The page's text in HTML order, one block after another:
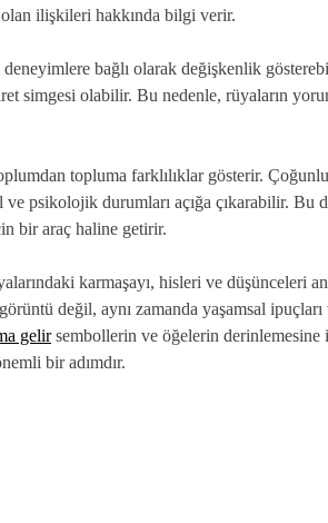
ilişkileri hakkında bilgi verir.
bağlı olarak değişkenlik
simgesi olabilir. Bu nedenle, rüyaların
topluma farklılıklar gösterir.
psikolojik durumları açığa çıkarabilir. Bu
bir araç haline getirir.
karmaşayı, hisleri ve düşünceleri
değil, aynı zamanda yaşamsal
gelirsembollerin ve öğelerin derinlemesine
bir adımdır.